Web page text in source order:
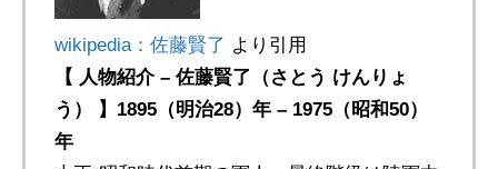
wikipedia：佐藤賢了 より引用
【 人物紹介 – 佐藤賢了（さとう けんりょ
う） 】1895（明治28）年 – 1975（昭和50）
年